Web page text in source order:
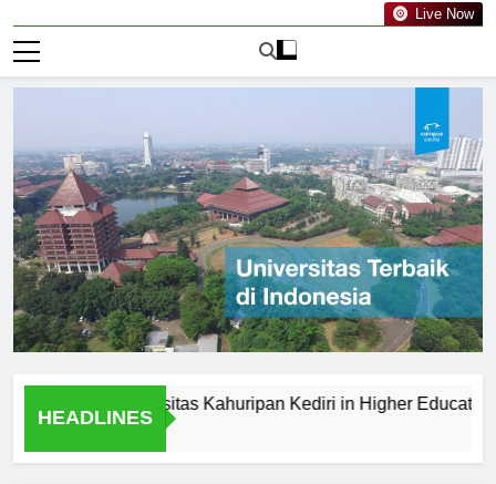
Live Now
HEADLINES
of Universitas Kahuripan Kediri in Higher Education